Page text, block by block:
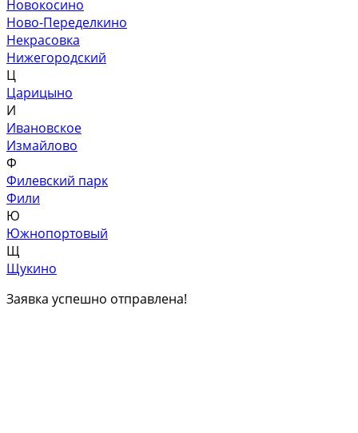
Новокосино
Ново-Переделкино
Некрасовка
Нижегородский
Ц
Царицыно
И
Ивановское
Измайлово
Ф
Филевский парк
Фили
Ю
Южнопортовый
Щ
Щукино
Заявка успешно отправлена!